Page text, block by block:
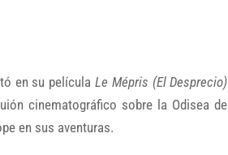
en su películaLe Mépris (El Desprecio)
cinematográfico sobre la Odisea de
en sus aventuras.